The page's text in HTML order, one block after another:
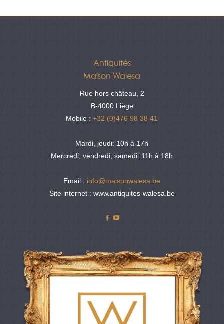
Antiquités
Maison Walesa
Rue hors château, 2
B-4000 Liège
Mobile : +32 (0)476 98 38 41
Mardi, jeudi: 10h à 17h
Mercredi, vendredi, samedi: 11h à 18h
Email : info@maisonwalesa.be
Site internet : www.antiquites-walesa.be
Facebook